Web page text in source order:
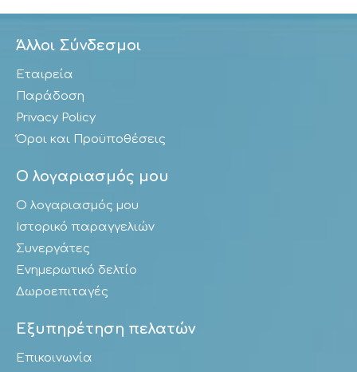
Άλλοι Σύνδεσμοι
Εταιρεία
Παράδοση
Privacy Policy
Όροι και Προϋποθέσεις
Ο λογαριασμός μου
Ο λογαριασμός μου
Ιστορικό παραγγελιών
Συνεργάτες
Ενημερωτικό δελτίο
Δωροεπιταγές
Εξυπηρέτηση πελατών
Επικοινωνία